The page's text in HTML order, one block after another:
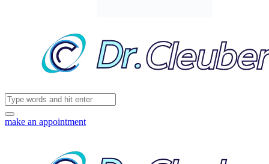
make an appointment